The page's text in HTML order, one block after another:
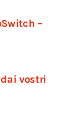
–
vostri